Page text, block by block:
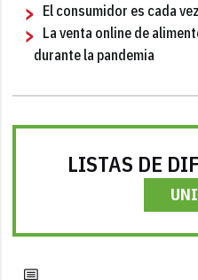
El consumidor es cada
La venta online de
durante la pandemia
LISTAS DE